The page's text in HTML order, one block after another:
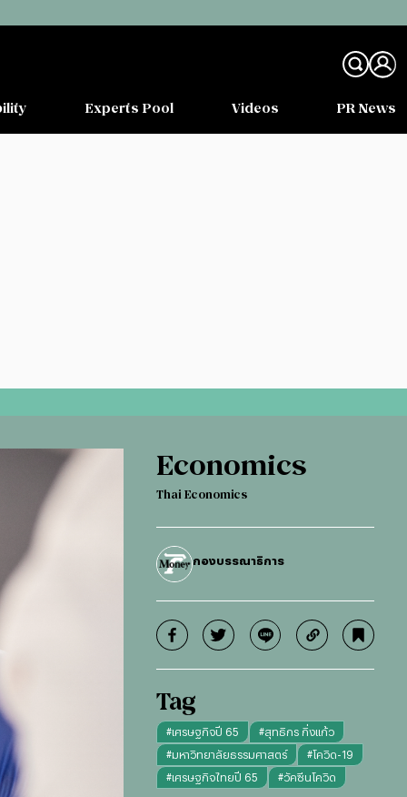
Experts Pool Videos PR News
Economics
Thai Economics
กองบรรณาธิการ
Tag
#เศรษฐกิจปี 65 #สุทธิกร กิ่งเเก้ว
#มหาวิทยาลัยธรรมศาสตร์ #โควิด-19
#เศรษฐกิจไทยปี 65 #วัคซีนโควิด